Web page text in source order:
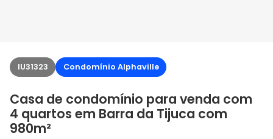
IU31323 Condomínio Alphaville
Casa de condomínio para venda com
4 quartos em Barra da Tijuca com
980m²